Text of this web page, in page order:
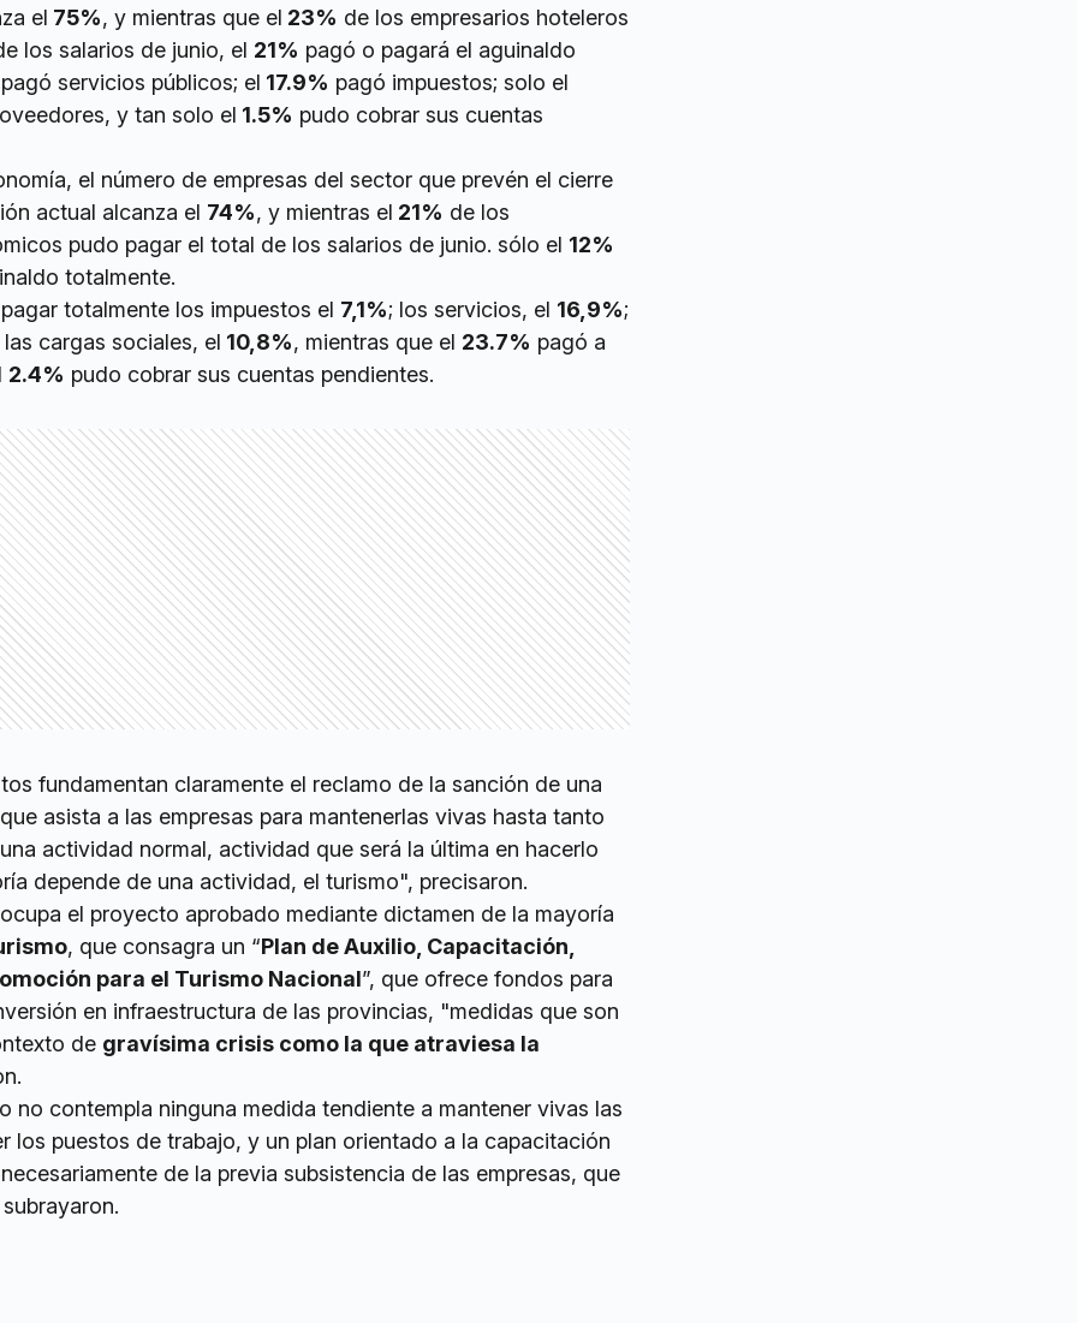
el 75%, y mientras que el 23% de los empresarios hoteleros
los salarios de junio, el 21% pagó o pagará el aguinaldo
servicios públicos; el 17.9% pagó impuestos; solo el
y tan solo el 1.5% pudo cobrar sus cuentas
el número de empresas del sector que prevén el cierre
actual alcanza el 74%, y mientras el 21% de los
pudo pagar el total de los salarios de junio. sólo el 12%
totalmente.
totalmente los impuestos el 7,1%; los servicios, el 16,9%;
las cargas sociales, el 10,8%, mientras que el 23.7% pagó a
2.4% pudo cobrar sus cuentas pendientes.
fundamentan claramente el reclamo de la sanción de una
asista a las empresas para mantenerlas vivas hasta tanto
actividad normal, actividad que será la última en hacerlo
depende de una actividad, el turismo", precisaron.
el proyecto aprobado mediante dictamen de la mayoría
, que consagra un “Plan de Auxilio, Capacitación,
para el Turismo Nacional”, que ofrece fondos para
en infraestructura de las provincias, "medidas que son
de gravísima crisis como la que atraviesa la
no contempla ninguna medida tendiente a mantener vivas las
los puestos de trabajo, y un plan orientado a la capacitación
de la previa subsistencia de las empresas, que